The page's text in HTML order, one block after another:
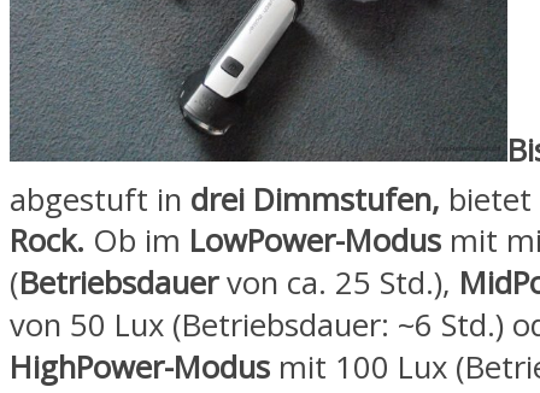
abgestuft in drei Dimmstufen,
Rock. Ob im LowPower-Modus mit
(Betriebsdauervon ca. 25 Std.),
von 50 Lux (Betriebsdauer: ~6 Std.)
HighPower-Modus mit 100 Lux